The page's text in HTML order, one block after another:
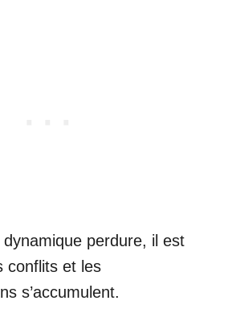
perdure, il est
conflits et les
s’accumulent.